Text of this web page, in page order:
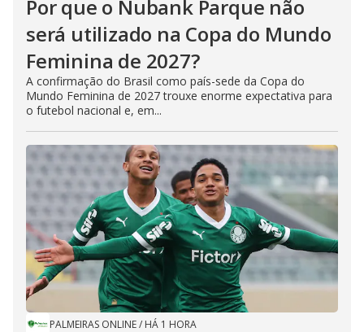
Por que o Nubank Parque não
será utilizado na Copa do Mundo
Feminina de 2027?
A confirmação do Brasil como país-sede da Copa do
Mundo Feminina de 2027 trouxe enorme expectativa para
o futebol nacional e, em...
PALMEIRAS ONLINE/ HÁ 1 HORA